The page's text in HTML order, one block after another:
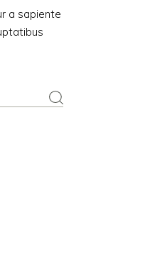
a sapiente